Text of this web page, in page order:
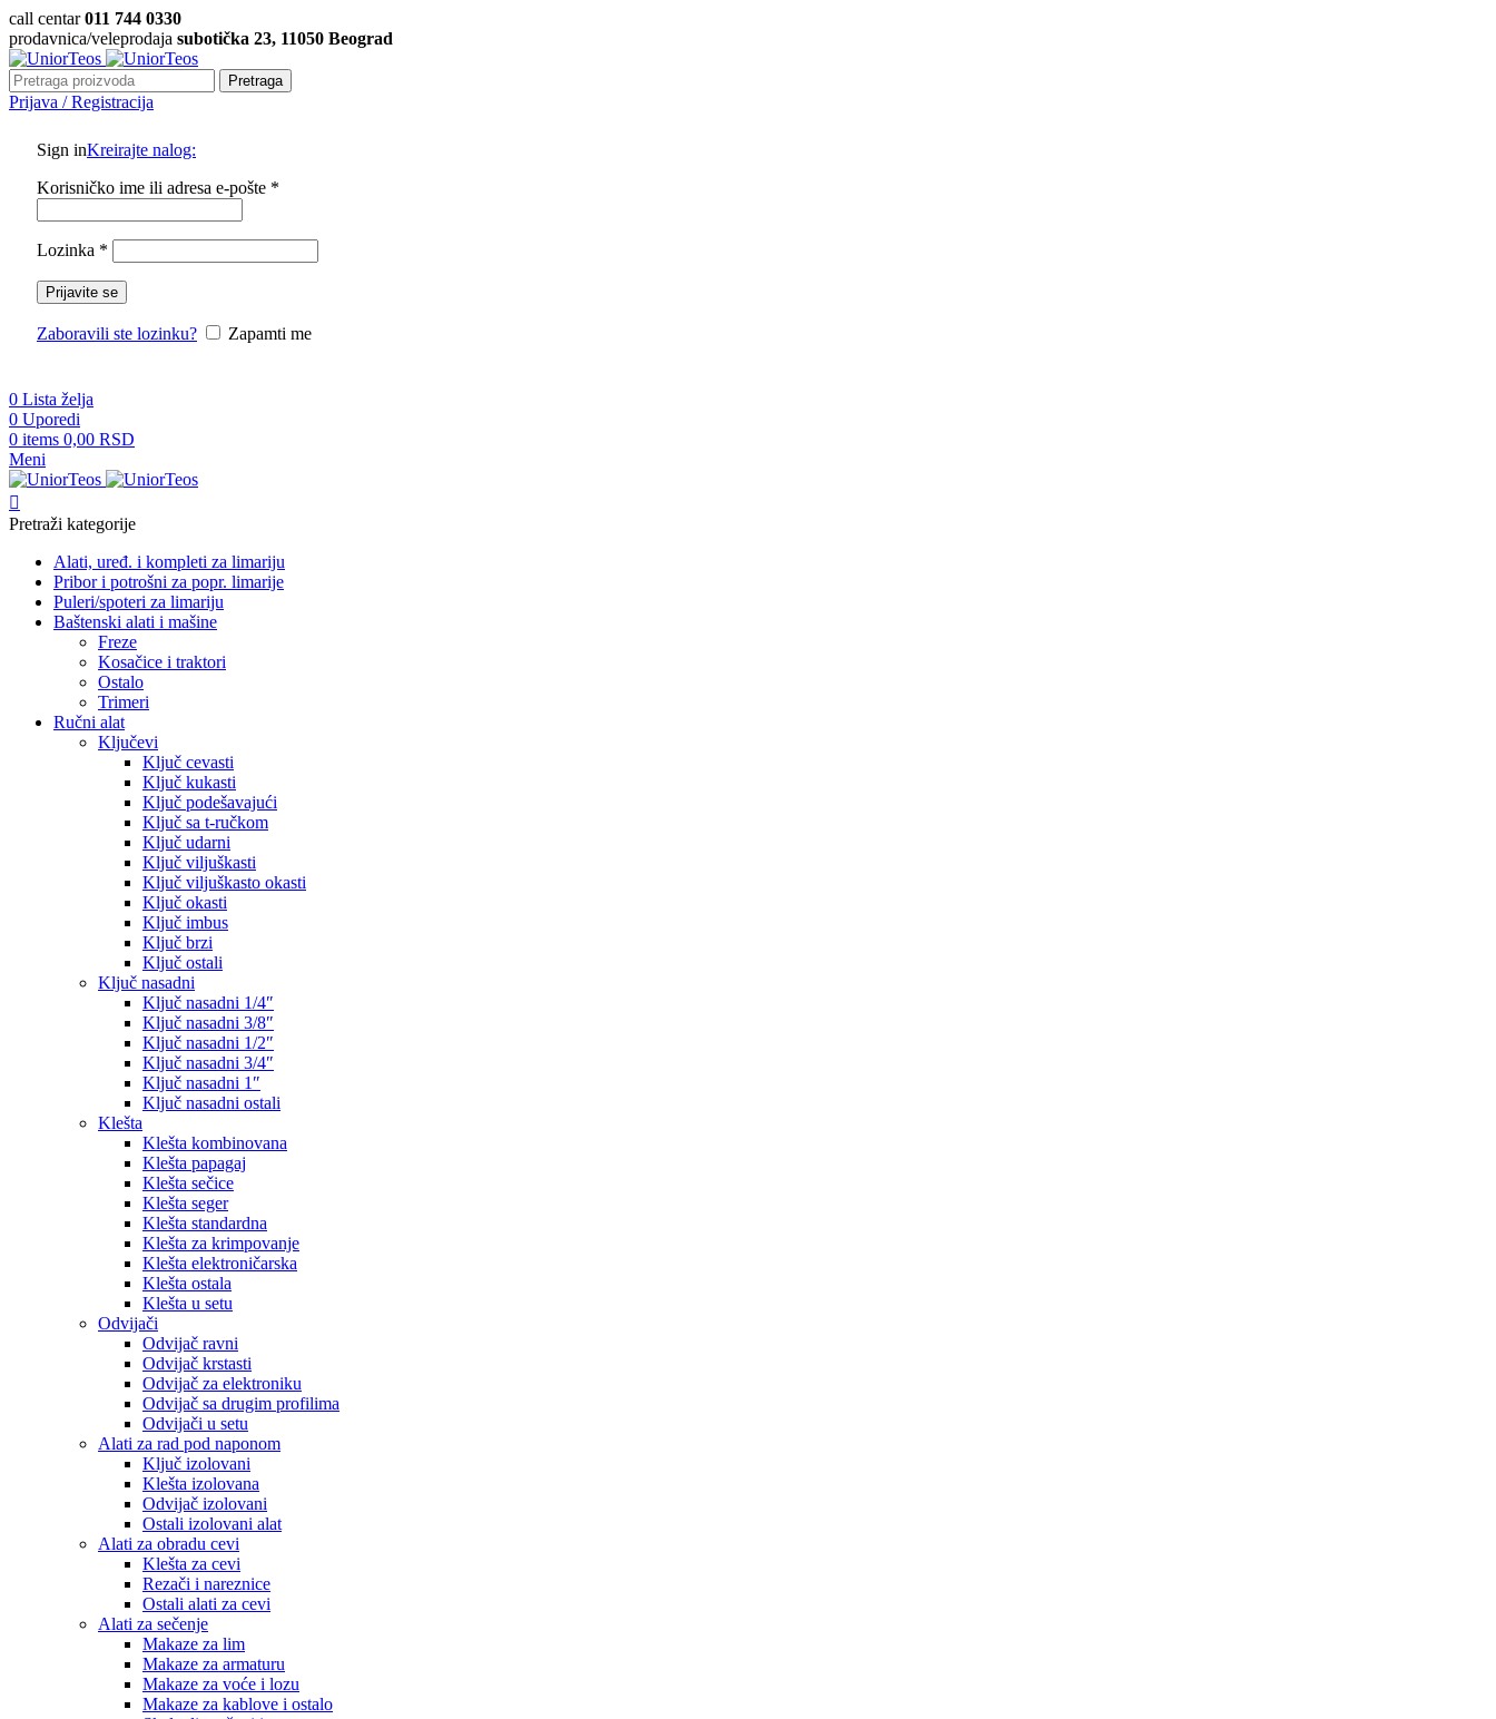
call centar011 744 0330
prodavnica/veleprodaja subotička 23, 11050 Beograd
Pretraga
Prijava / Registracija
Sign inKreirajte nalog:
Korisničko ime ili adresa e-pošte *
Lozinka *
Prijavite se
Zaboravili ste lozinku? Zapamti me
0 Lista želja
0 Uporedi
0 items 0,00 RSD
Meni
Pretraži kategorije
Alati, uređ. i kompleti za limariju
Pribor i potrošni za popr. limarije
Puleri/spoteri za limariju
Baštenski alati i mašine
Freze
Kosačice i traktori
Ostalo
Trimeri
Ručni alat
Ključevi
Ključ cevasti
Ključ kukasti
Ključ podešavajući
Ključ sa t-ručkom
Ključ udarni
Ključ viljuškasti
Ključ viljuškasto okasti
Ključ okasti
Ključ imbus
Ključ brzi
Ključ ostali
Ključ nasadni
Ključ nasadni 1/4″
Ključ nasadni 3/8″
Ključ nasadni 1/2″
Ključ nasadni 3/4″
Ključ nasadni 1″
Ključ nasadni ostali
Klešta
Klešta kombinovana
Klešta papagaj
Klešta sečice
Klešta seger
Klešta standardna
Klešta za krimpovanje
Klešta elektroničarska
Klešta ostala
Klešta u setu
Odvijači
Odvijač ravni
Odvijač krstasti
Odvijač za elektroniku
Odvijač sa drugim profilima
Odvijači u setu
Alati za rad pod naponom
Ključ izolovani
Klešta izolovana
Odvijač izolovani
Ostali izolovani alat
Alati za obradu cevi
Klešta za cevi
Rezači i nareznice
Ostali alati za cevi
Alati za sečenje
Makaze za lim
Makaze za armaturu
Makaze za voće i lozu
Makaze za kablove i ostalo